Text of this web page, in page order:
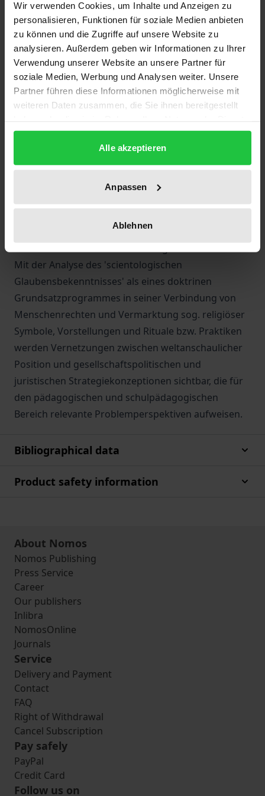
Wir verwenden Cookies, um Inhalte und Anzeigen zu
personalisieren, Funktionen für soziale Medien anbieten
zu können und die Zugriffe auf unsere Website zu
analysieren. Außerdem geben wir Informationen zu Ihrer
Verwendung unserer Website an unsere Partner für
soziale Medien, Werbung und Analysen weiter. Unsere
Partner führen diese Informationen möglicherweise mit
weiteren Daten zusammen, die Sie ihnen bereitgestellt
gesammelt haben.
Alle akzeptieren
Anpassen
Ablehnen
der Ontologie und Kosmologie sowie der
Anthropologie dargestellt und in ihrem
Zusammenhang erläutert werden. Vor diesem
Hintergrund wird dann die 'Ethik' Hubbards bzw.
der Scientology einer eingehenden Wertanalyse
unterzogen und die essentielle Differenz zur
konkreten Beispiel aufgewiesen.
Aus dem 'ethischen Ansatz' Hubbards bzw. der
Scientology ergeben sich Zielperspektiven für
pädagogisches Handeln. Die 'scientologische
gesehen, wobei sich die Erziehungsziele aus dem
Mit der Analyse des 'scientologischen
Glaubensbekenntnisses' als eines doktrinen
Grundsatzprogrammes in seiner Verbindung von
Menschenrechten und Vermarktung sog. religiöser
Symbole, Vorstellungen und Rituale bzw. Praktiken
werden Vernetzungen zwischen weltanschaulicher
Position und gesellschaftspolitischen und
juristischen Strategiekonzeptionen sichtbar, die für
den pädagogischen und schulpädagogischen
Bereich relevante Problemperspektiven aufweisen.
Bibliographical data
Product safety information
About Nomos
Nomos Publishing
Press Service
Career
Our publishers
Inlibra
NomosOnline
Journals
Service
Delivery and Payment
Contact
FAQ
Right of Withdrawal
Cancel Subscription
Pay safely
PayPal
Credit Card
Follow us on